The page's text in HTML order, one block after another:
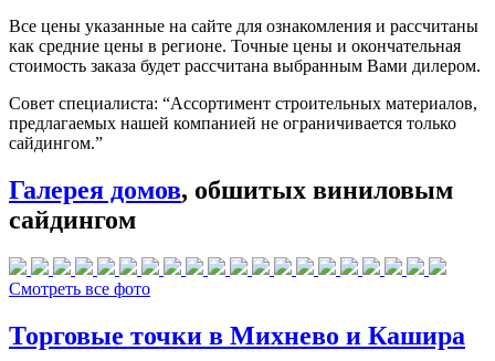
Все цены указанные на сайте для ознакомления и рассчитаны
как средние цены в регионе. Точные цены и окончательная
стоимость заказа будет рассчитана выбранным Вами дилером.
Совет специалиста: “Ассортимент строительных материалов,
предлагаемых нашей компанией не ограничивается только
сайдингом.”
Галерея домов, обшитых виниловым
сайдингом
Смотреть все фото
Торговые точки в Михнево и Кашира